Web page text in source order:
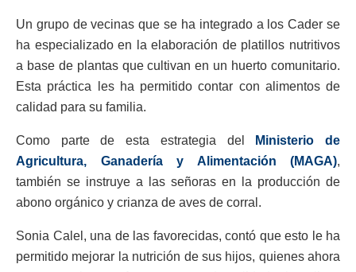
Un grupo de vecinas que se ha integrado a los Cader se
ha especializado en la elaboración de platillos nutritivos
a base de plantas que cultivan en un huerto comunitario.
Esta práctica les ha permitido contar con alimentos de
calidad para su familia.
Como parte de esta estrategia del
Ministerio de
Agricultura, Ganadería y Alimentación (MAGA),
también se instruye a las señoras en la producción de
abono orgánico y crianza de aves de corral.
Sonia Calel, una de las favorecidas, contó que esto le ha
permitido mejorar la nutrición de sus hijos, quienes ahora